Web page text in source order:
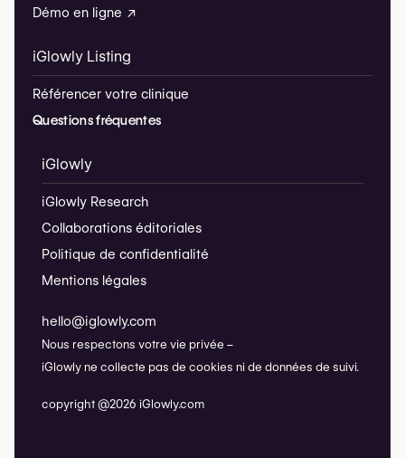
Démo en ligne ↗
iGlowly Listing
Référencer votre clinique
Questions fréquentes
iGlowly
iGlowly Research
Collaborations éditoriales
Politique de confidentialité
Mentions légales
hello@iglowly.com
Nous respectons votre vie privée –
iGlowly ne collecte pas de cookies ni de données de suivi.
copyright @2026 iGlowly.com